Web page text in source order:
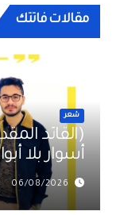
مقالات فاتتك
شعر
أسوار بلا
06/08/2026